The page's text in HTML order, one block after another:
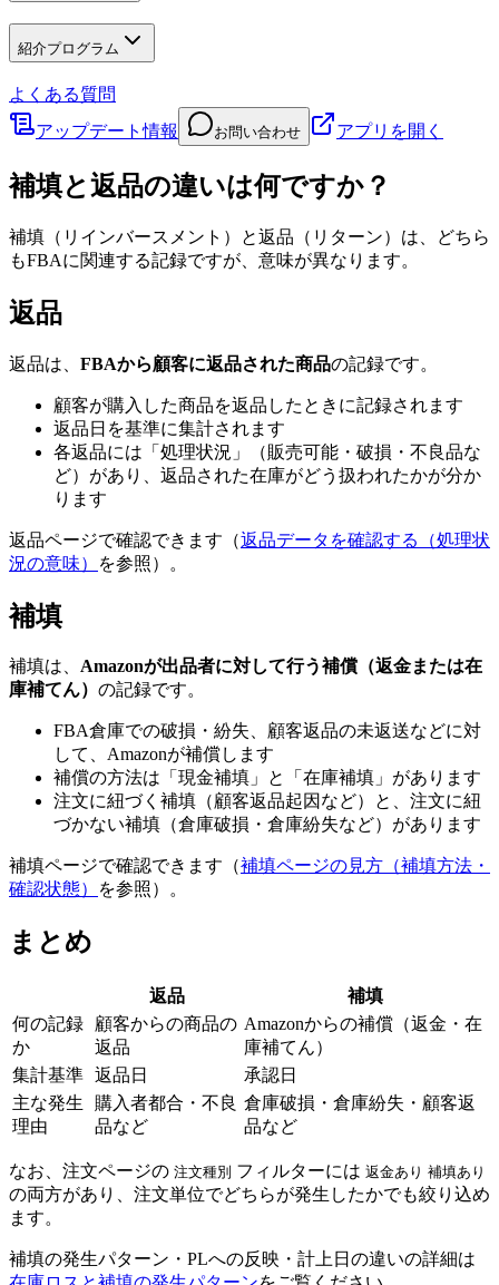
紹介プログラム
よくある質問
アップデート情報
お問い合わせ アプリを開く
補填と返品の違いは何ですか？
補填（リインバースメント）と返品（リターン）は、どちら
もFBAに関連する記録ですが、意味が異なります。
返品
返品は、 FBAから顧客に返品された商品の記録です。
顧客が購入した商品を返品したときに記録されます
返品日を基準に集計されます
各返品には「処理状況」（販売可能・破損・不良品な
ど）があり、返品された在庫がどう扱われたかが分か
ります
返品ページで確認できます（返品データを確認する（処理状
況の意味）
を参照）。
補填
補填は、 Amazonが出品者に対して行う補償（返金または在
庫補てん） の記録です。
FBA倉庫での破損・紛失、顧客返品の未返送などに対
して、Amazonが補償します
補償の方法は「現金補填」と「在庫補填」があります
注文に紐づく補填（顧客返品起因など）と、注文に紐
づかない補填（倉庫破損・倉庫紛失など）があります
補填ページで確認できます（補填ページの見方（補填方法・
確認状態）
を参照）。
まとめ
返品
補填
何の記録
か
顧客からの商品の
返品
Amazonからの補償（返金・在
庫補てん）
集計基準 返品日
承認日
主な発生
理由
購入者都合・不良
品など
倉庫破損・倉庫紛失・顧客返
品など
なお、注文ページの 注文種別 フィルターには 返金あり 補填あり
の両方があり、注文単位でどちらが発生したかでも絞り込め
ます。
補填の発生パターン・PLへの反映・計上日の違いの詳細は